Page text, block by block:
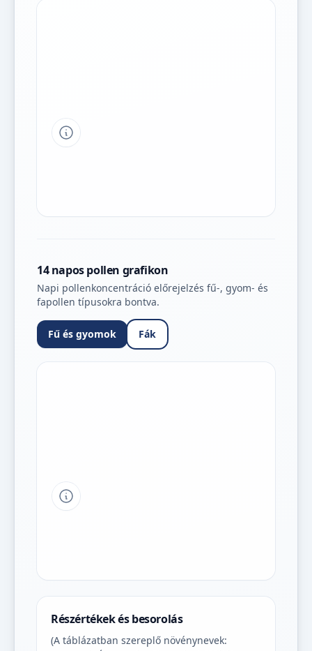
Tipp a grafikon jelmagyarázatához
14 napos pollen grafikon
Napi pollenkoncentráció előrejelzés fű-, gyom- és
fapollen típusokra bontva.
Fű és gyomok Fák
Tipp a grafikon jelmagyarázatához
Részértékek és besorolás
(A táblázatban szereplő növénynevek: